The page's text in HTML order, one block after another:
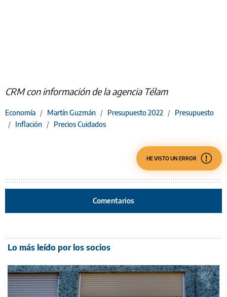
CRM con información de la agencia Télam
Economía / Martín Guzmán / Presupuesto 2022 / Presupuesto
/ Inflación / Precios Cuidados
HE VISTO UN ERROR
Comentarios
Lo más leído por los socios